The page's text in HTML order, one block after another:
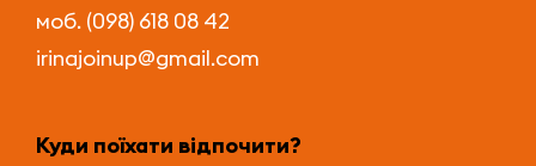
моб. (098) 618 08 42
irinajoinup@gmail.com
Куди поїхати відпочити?